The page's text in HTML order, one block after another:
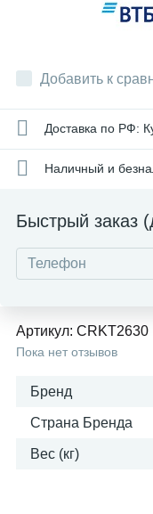
Добавить к
Доставка по РФ:
Наличный и
Быстрый заказ
Артикул: CRKT2630
Пока нет отзывов
Бренд
Страна Бренда
Вес (кг)